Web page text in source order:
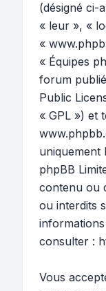
(désigné ci-
« leur », «
«
« Équipes
forum
Public
« GPL ») et
uniquement
phpBB
contenu ou
ou interdits
consulter :
Vous